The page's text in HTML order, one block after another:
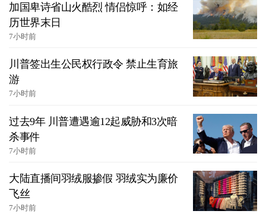
加国卑诗省山火酷烈 情侣惊呼：如经
历世界末日
7小时前
川普签出生公民权行政令 禁止生育旅
游
7小时前
过去9年 川普遭遇逾12起威胁和3次暗
杀事件
7小时前
大陆直播间羽绒服掺假 羽绒实为廉价
飞丝
7小时前